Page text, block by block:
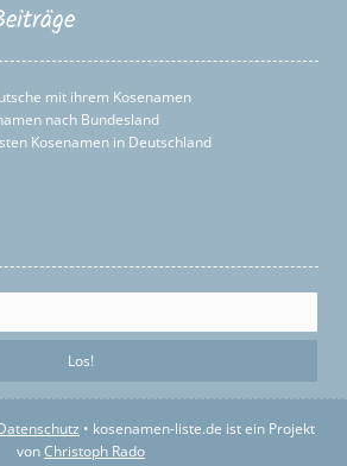
mit ihrem Kosenamen
nach Bundesland
Kosenamen in Deutschland
• kosenamen-liste.de ist ein Projekt
vonChristoph Rado